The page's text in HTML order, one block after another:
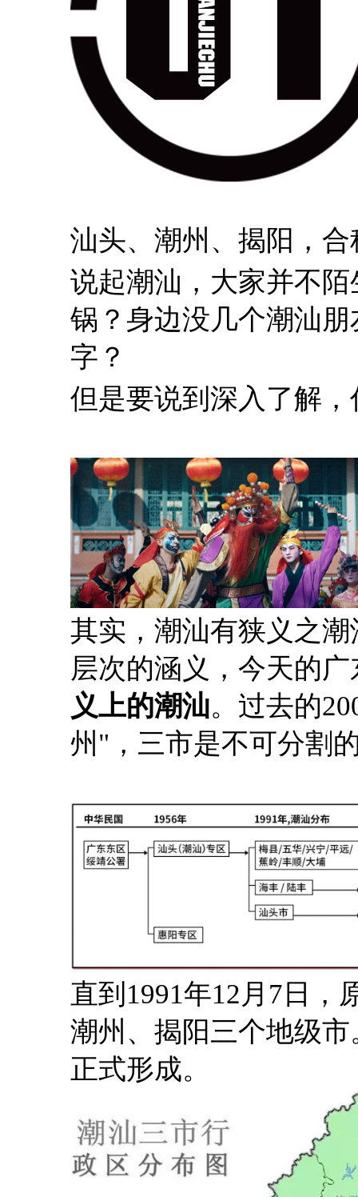
汕头、潮州、揭阳，合
说起潮汕，大家并不
锅？身边没几个潮汕
字？
但是要说到深入了解
其实，潮汕有狭义之
层次的涵义，今天的广
义上的潮汕。过去的
州"，三市是不可分割
直到1991年12月7日，
潮州、揭阳三个地级
正式形成。